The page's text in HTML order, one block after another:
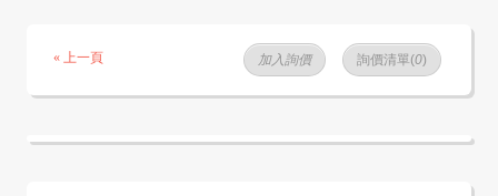
« 上一頁 詢價清單(0)
加入詢價